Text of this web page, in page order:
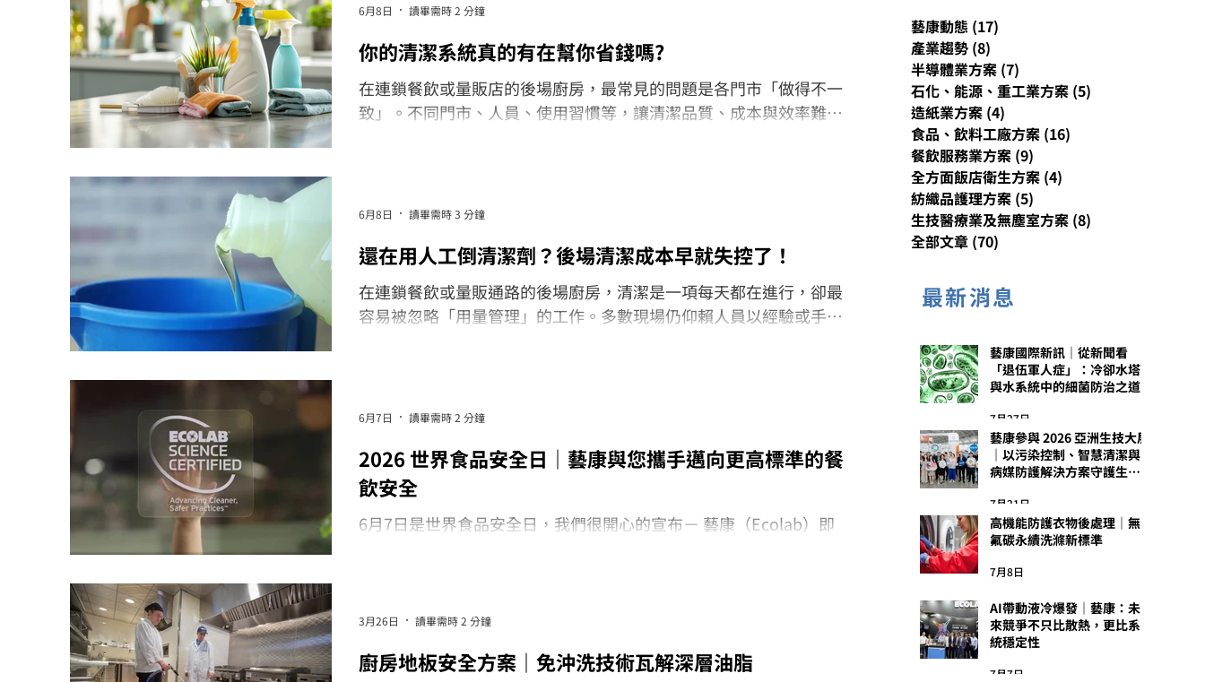
你的清潔系統真的有在幫你省錢嗎?
在連鎖餐飲或量販店的後場廚房，最常見的問題是各門市「做得不一
致」。不同門市、人員、使用習慣等，讓清潔品質、成本與效率難以
6月8日 讀畢需時 2 分鐘
還在用人工倒清潔劑？後場清潔成本早就失控了！
在連鎖餐飲或量販通路的後場廚房，清潔是一項每天都在進行，卻最
容易被忽略「用量管理」的工作。多數現場仍仰賴人員以經驗或手感
6月8日 讀畢需時 3 分鐘
2026 世界食品安全日｜藝康與您攜手邁向更高標準的餐
飲安全
6月7日是世界食品安全日，我們很開心的宣布－ 藝康（Ecolab）即
6月7日 讀畢需時 2 分鐘
廚房地板安全方案｜免沖洗技術瓦解深層油脂
3月26日 讀畢需時 2 分鐘
藝康動態 (17)
產業趨勢 (8)
半導體業方案 (7)
石化、能源、重工業方案 (5)
造紙業方案 (4)
食品、飲料工廠方案 (16)
餐飲服務業方案 (9)
全方面飯店衛生方案 (4)
紡織品護理方案 (5)
生技醫療業及無塵室方案 (8)
全部文章 (70)
最新消息
藝康國際新訊｜從新聞看
「退伍軍人症」：冷卻水塔
與水系統中的細菌防治之道
7月27日
藝康參與 2026 亞洲生技大展
｜以污染控制、智慧清潔與
病媒防護解決方案守護生技
7月21日
高機能防護衣物後處理｜無
氟碳永續洗滌新標準
7月8日
AI帶動液冷爆發｜藝康：未
來競爭不只比散熱，更比系
統穩定性
7月7日